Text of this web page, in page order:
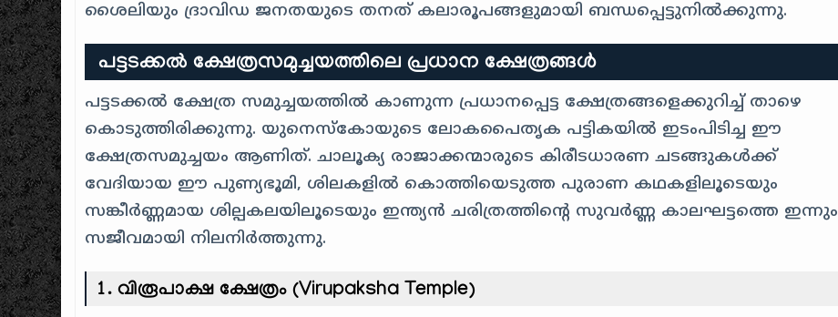
ശൈലിയും ദ്രാവിഡ ജനതയുടെ തനത് കലാരൂപങ്ങളുമായി ബന്ധപ്പെട്ടുനിൽക്കുന്നു.
പട്ടടക്കൽ ക്ഷേത്രസമുച്ചയത്തിലെ പ്രധാന ക്ഷേത്രങ്ങൾ
പട്ടടക്കൽ ക്ഷേത്ര സമുച്ചയത്തിൽ കാണുന്ന പ്രധാനപ്പെട്ട ക്ഷേത്രങ്ങളെക്കുറിച്ച് താഴെ
കൊടുത്തിരിക്കുന്നു. യുനെസ്കോയുടെ ലോകപൈതൃക പട്ടികയിൽ ഇടംപിടിച്ച ഈ
ക്ഷേത്രസമുച്ചയം ആണിത്. ചാലൂക്യ രാജാക്കന്മാരുടെ കിരീടധാരണ ചടങ്ങുകൾക്ക്
വേദിയായ ഈ പുണ്യഭൂമി, ശിലകളിൽ കൊത്തിയെടുത്ത പുരാണ കഥകളിലൂടെയും
സങ്കീർണ്ണമായ ശില്പകലയിലൂടെയും ഇന്ത്യൻ ചരിത്രത്തിന്റെ സുവർണ്ണ കാലഘട്ടത്തെ ഇന്നും
സജീവമായി നിലനിർത്തുന്നു.
1. വിരൂപാക്ഷ ക്ഷേത്രം (Virupaksha Temple)